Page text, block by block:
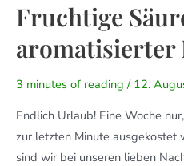
Fruchtige
aromatisierter
3 minutes of reading / 12.
Endlich Urlaub! Eine Woche
zur letzten Minute ausgekostet
sind wir bei unseren lieben